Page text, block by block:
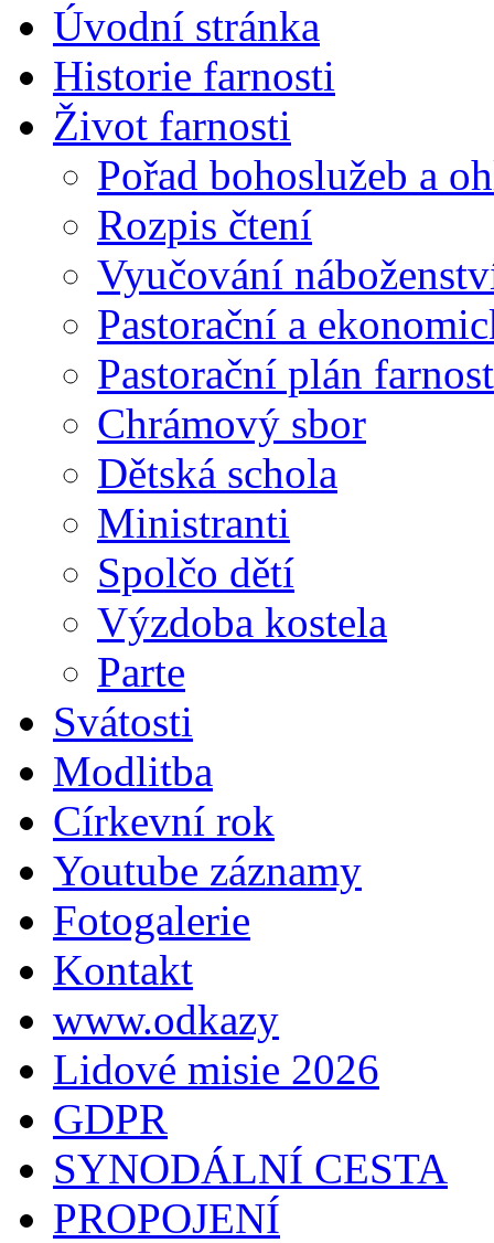
Úvodní stránka
Historie farnosti
Život farnosti
Pořad bohoslužeb a
Rozpis čtení
Vyučování
Pastorační a
Pastorační plán
Chrámový sbor
Dětská schola
Ministranti
Spolčo dětí
Výzdoba kostela
Parte
Svátosti
Modlitba
Církevní rok
Youtube záznamy
Fotogalerie
Kontakt
www.odkazy
Lidové misie 2026
GDPR
SYNODÁLNÍ CESTA
PROPOJENÍ